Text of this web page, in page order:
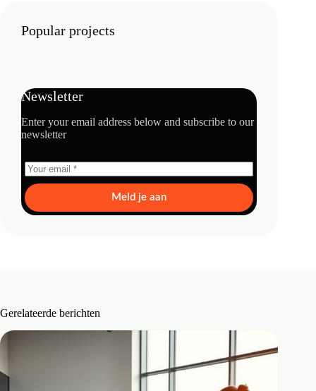
Popular projects
Newsletter
Enter your email address below and subscribe to our
newsletter
Meld je aan
Gerelateerde berichten